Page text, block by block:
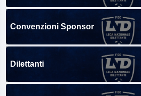
Convenzioni Sponsor
Dilettanti